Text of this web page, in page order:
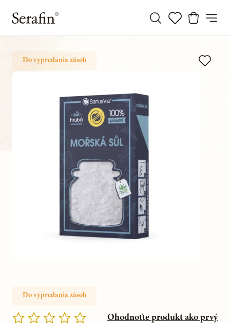
Do vypredania zásob
Do vypredania zásob
Ohodnoťte produkt ako prvý